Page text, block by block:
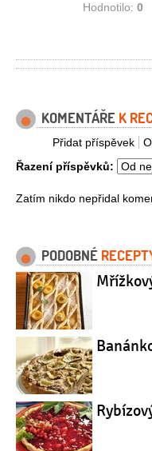
Hodnotilo: 0
KOMENTÁŘE K
Přidat příspěvek
Řazení příspěvků:
Zatím nikdo nepřidal
PODOBNÉ